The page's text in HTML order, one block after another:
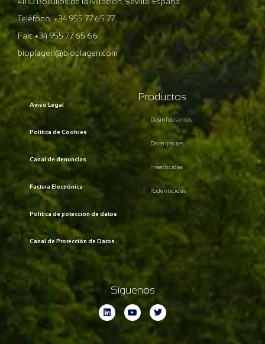
Teléfono: +34 955 77 65 77
Fax: +34 955 77 65 66
bioplagen@bioplagen.com
Aviso Legal
Política de Cookies
Canal de denuncias
Factura Electrónica
Política de potección de datos
Canal de Protección de Datos
Productos
Desinfectantes
Detergentes
Insecticidas
Rodenticidas
Síguenos